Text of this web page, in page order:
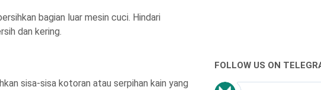
bagian luar mesin cuci. Hindari
dan kering.
sisa-sisa kotoran atau serpihan kain yang
FOLLOW US ON